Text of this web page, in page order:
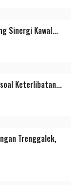
Sinergi Kawal...
Keterlibatan...
Trenggalek,